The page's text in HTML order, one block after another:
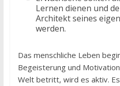
Lernen dienen und
Architekt seines
werden.
Das menschliche Leben
Begeisterung und
Welt betritt, wird es aktiv.